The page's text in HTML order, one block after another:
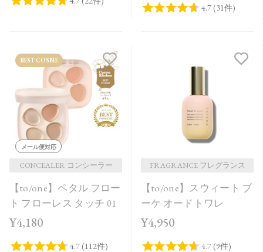
BEST COSME
メール便対応
CONCEALER コンシーラー
【to/one】ペタル フロー
ト フローレス タッチ 01
¥4,180
FRAGRANCE フレグランス
【to/one】スウィート ブ
ーケ オードトワレ
¥4,950